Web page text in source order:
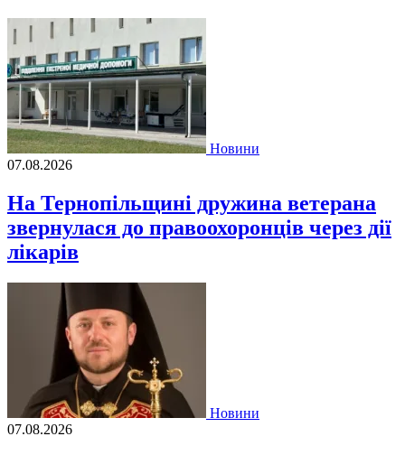
Новини
07.08.2026
На Тернопільщині дружина ветерана
звернулася до правоохоронців через дії
лікарів
Новини
07.08.2026